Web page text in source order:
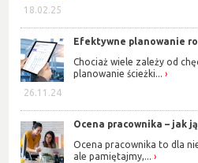
18.02.25
26.11.24
Efektywne planowanie
Chociaż wiele zależy od
planowanie ścieżki...
Ocena pracownika – jak
Ocena pracownika to dla
ale pamiętajmy,...